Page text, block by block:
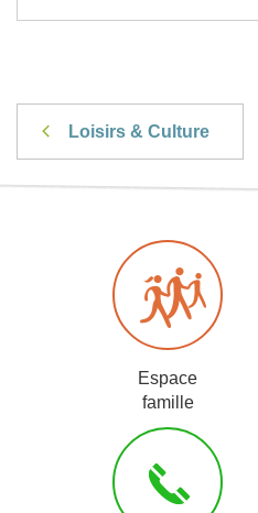
Loisirs & Culture
Espace
famille